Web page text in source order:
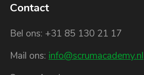
Contact
Bel ons: +31 85 130 21 17
Mail ons: info@scrumacademy.nl